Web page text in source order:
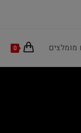
מומלצים 0